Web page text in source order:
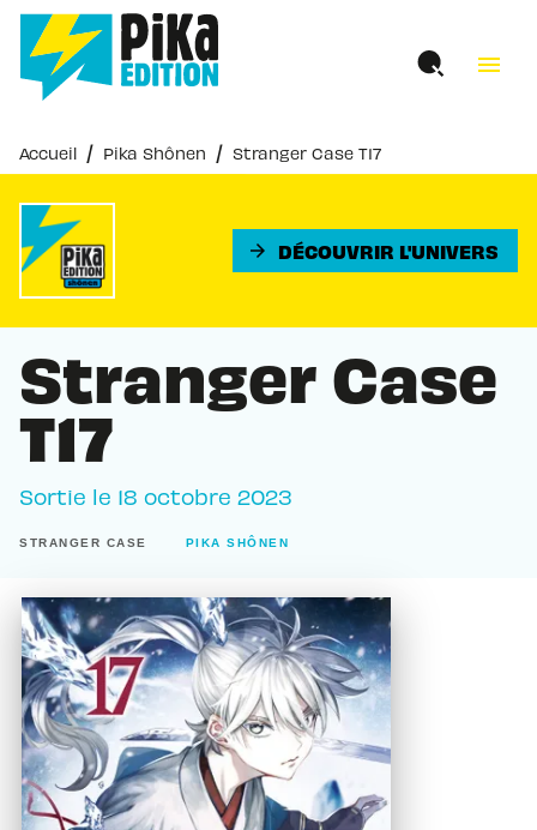
MENU RECHERCHE
PIED DE PAGE
menu
Accueil / Pika Shônen / Stranger Case T17
arrow_forward DÉCOUVRIR L'UNIVERS
Stranger Case
T17
Sortie le 18 octobre 2023
STRANGER CASE PIKA SHÔNEN